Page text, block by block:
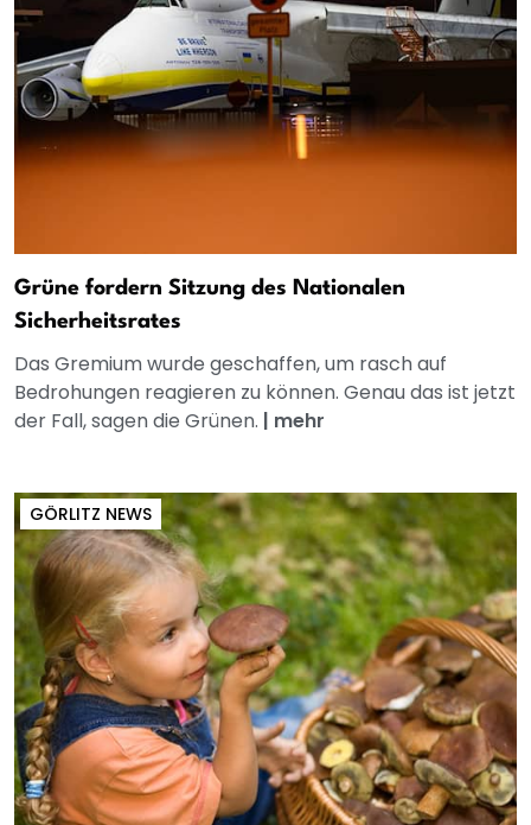
Grüne fordern Sitzung des Nationalen
Sicherheitsrates
Das Gremium wurde geschaffen, um rasch auf
Bedrohungen reagieren zu können. Genau das ist jetzt
der Fall, sagen die Grünen. | mehr
GÖRLITZ NEWS